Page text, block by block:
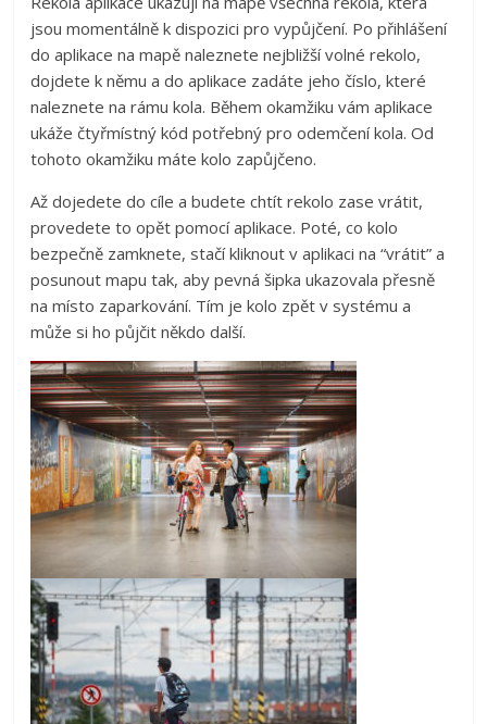
jsou momentálně k dispozici pro vypůjčení. Po přihlášení
do aplikace na mapě naleznete nejbližší volné rekolo,
dojdete k němu a do aplikace zadáte jeho číslo, které
naleznete na rámu kola. Během okamžiku vám aplikace
ukáže čtyřmístný kód potřebný pro odemčení kola. Od
tohoto okamžiku máte kolo zapůjčeno.
Až dojedete do cíle a budete chtít rekolo zase vrátit,
provedete to opět pomocí aplikace. Poté, co kolo
bezpečně zamknete, stačí kliknout v aplikaci na “vrátit” a
posunout mapu tak, aby pevná šipka ukazovala přesně
na místo zaparkování. Tím je kolo zpět v systému a
může si ho půjčit někdo další.